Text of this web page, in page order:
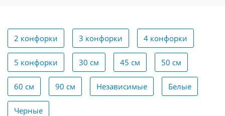
2 конфорки 3 конфорки 4 конфорки
5 конфорки 30 см 45 см 50 см
60 см 90 см Независимые Белые
Черные